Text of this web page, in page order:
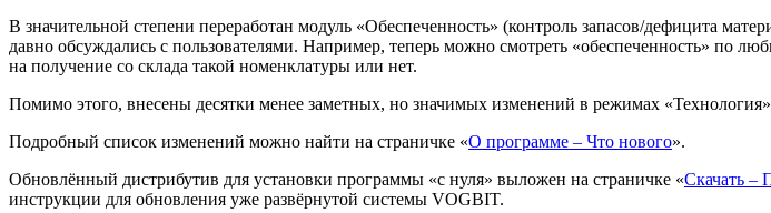
В значительной степени переработан модуль «Обеспеченность» (контроль запасов/дефицита
давно обсуждались с пользователями. Например, теперь можно смотреть «обеспеченность» по
на получение со склада такой номенклатуры или нет.
Помимо этого, внесены десятки менее заметных, но значимых изменений в режимах
Подробный список изменений можно найти на страничке «О программе – Что нового».
Обновлённый дистрибутив для установки программы «с нуля» выложен на страничке «Скачать –
инструкции для обновления уже развёрнутой системы VOGBIT.